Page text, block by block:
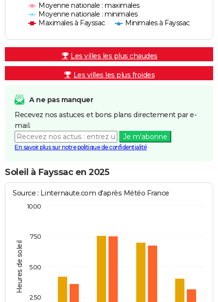
Moyenne nationale : maximales
Moyenne nationale : minimales
Maximales à Fayssac
Minimales à Fayssac
Les villes les plus chaudes
Les villes les plus froides
A ne pas manquer
Recevez nos astuces et bons plans directement par e-
mail.
Je m'abonne
En savoir plus sur notre politique de confidentialité
Soleil à Fayssac en 2025
Heures de soleil
Source : Linternaute.com d'après Météo France
250
500
750
1000